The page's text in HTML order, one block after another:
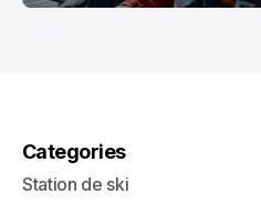
Categories
Station de ski